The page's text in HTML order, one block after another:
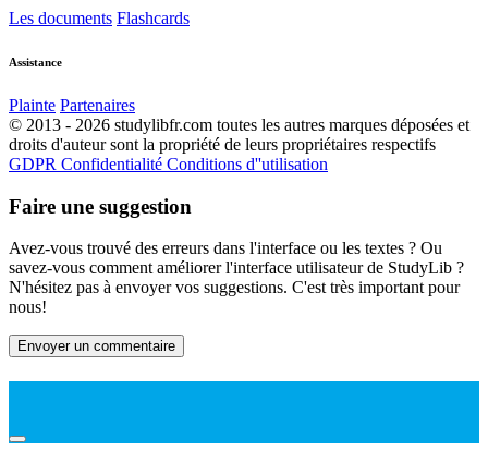
Les documents Flashcards
Assistance
Plainte Partenaires
© 2013 - 2026 studylibfr.com toutes les autres marques déposées et
droits d'auteur sont la propriété de leurs propriétaires respectifs
GDPR Confidentialité Conditions d''utilisation
Faire une suggestion
Avez-vous trouvé des erreurs dans l'interface ou les textes ? Ou
savez-vous comment améliorer l'interface utilisateur de StudyLib ?
N'hésitez pas à envoyer vos suggestions. C'est très important pour
nous!
Envoyer un commentaire